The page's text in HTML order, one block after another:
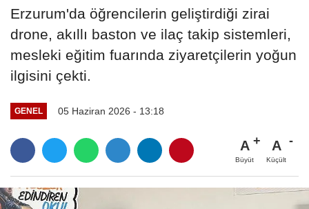
Erzurum'da öğrencilerin geliştirdiği zirai
drone, akıllı baston ve ilaç takip sistemleri,
mesleki eğitim fuarında ziyaretçilerin yoğun
ilgisini çekti.
GENEL 05 Haziran 2026 - 13:18
A
Büyüt
A
Küçült